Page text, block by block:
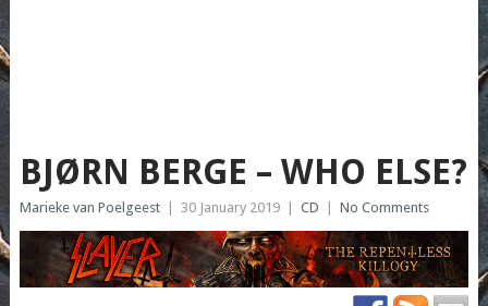
BJØRN BERGE – WHO ELSE?
Marieke van Poelgeest 30 January 2019 CD No Comments